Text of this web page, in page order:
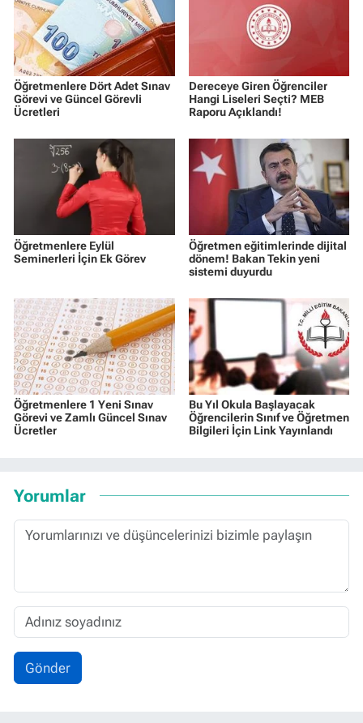
Öğretmenlere Dört Adet Sınav
Görevi ve Güncel Görevli
Ücretleri
Dereceye Giren Öğrenciler
Hangi Liseleri Seçti? MEB
Raporu Açıklandı!
Öğretmenlere Eylül
Seminerleri İçin Ek Görev
Öğretmen eğitimlerinde dijital
dönem! Bakan Tekin yeni
sistemi duyurdu
Öğretmenlere 1 Yeni Sınav
Görevi ve Zamlı Güncel Sınav
Ücretler
Bu Yıl Okula Başlayacak
Öğrencilerin Sınıf ve Öğretmen
Bilgileri İçin Link Yayınlandı
Yorumlar
Gönder